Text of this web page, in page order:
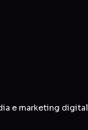
e marketing digital